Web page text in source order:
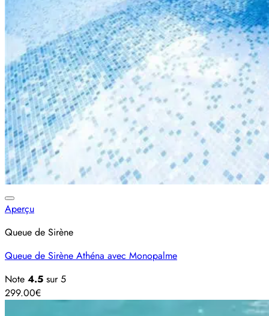
Aperçu
Queue de Sirène
Queue de Sirène Athéna avec Monopalme
Note 4.5 sur 5
299.00€